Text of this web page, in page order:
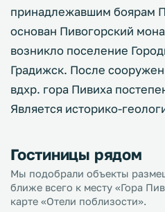
принадлежавшим боярам
основан Пивогорский
возникло поселение
Градижск. После
вдхр. гора Пивиха
Является историко-
Гостиницы рядом
Мы подобрали объекты
ближе всего к месту «Гора
карте «Отели поблизости».